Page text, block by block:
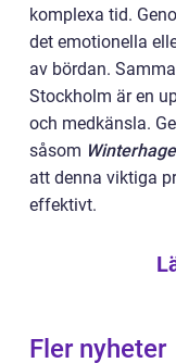
komplexa tid.
det emotionella
av bördan.
Stockholm är en
och medkänsla.
såsom
att denna viktiga
effektivt.
Fler nyheter